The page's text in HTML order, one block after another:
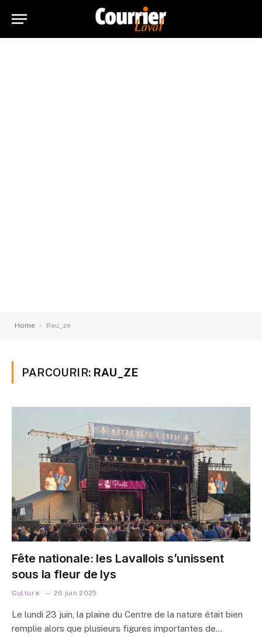
Home - Rau_ze
PARCOURIR: RAU_ZE
Fête nationale: les Lavallois s’unissent
sous la fleur de lys
Culture 26 juin 2025
Le lundi 23 juin, la plaine du Centre de la nature était bien
remplie alors que plusieurs figures importantes de…